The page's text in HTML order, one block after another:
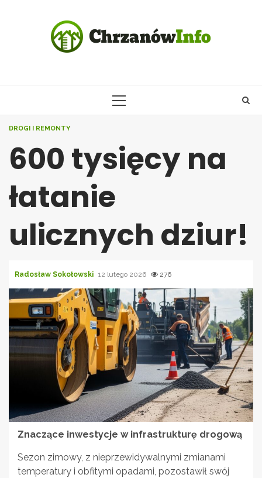
PRIMARY
DROGI I REMONTY
600 tysięcy na
łatanie
ulicznych dziur!
Radosław Sokołowski 12 lutego 2026 276
Znaczące inwestycje w infrastrukturę drogową
Sezon zimowy, z nieprzewidywalnymi zmianami
temperatury i obfitymi opadami, pozostawił swój